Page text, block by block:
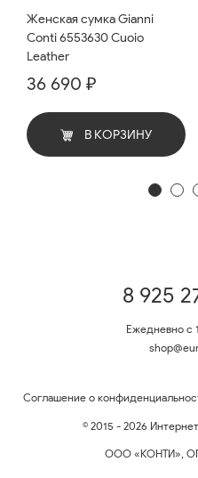
Женская сумка Gianni
Conti 6553630 Cuoio
Leather
36 690 ₽
В КОРЗИНУ
8 925
Ежедневно с
Соглашение о
© 2015 - 2026
ООО «КОНТИ»,